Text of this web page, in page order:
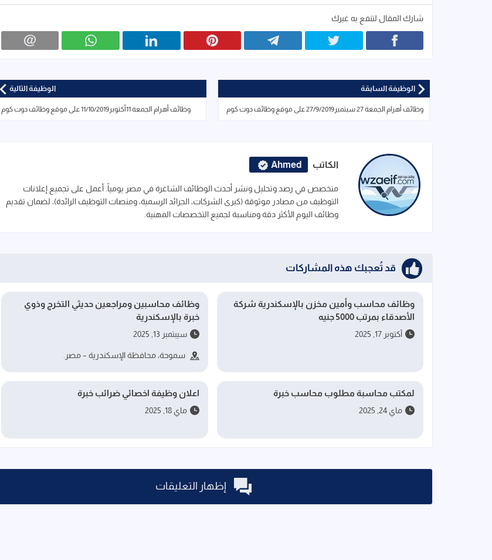
شارك المقال لتنفع به غيرك
الوظيفة التالية
وظائف أهرام الجمعة 11أكتوبر11/10/2019 على موقع وظائف دوت كوم
الوظيفة السابقة
وظائف أهرام الجمعة 27 سبتمبر27/9/2019 على موقع وظائف دوت كوم
الكاتب Ahmed
متخصص في رصد وتحليل ونشر أحدث الوظائف الشاغرة في مصر يومياً. أعمل على تجميع إعلانات
التوظيف من مصادر موثوقة (كبرى الشركات، الجرائد الرسمية، ومنصات التوظيف الرائدة)، لضمان تقديم
وظائف اليوم الأكثر دقة ومناسبة لجميع التخصصات المهنية.
قد تُعجبك هذه المشاركات
وظائف محاسب وأمين مخزن بالإسكندرية شركة
الأصدقاء بمرتب 5000 جنيه
أكتوبر 17, 2025
وظائف محاسبين ومراجعين حديثي التخرج وذوي
خبرة بالإسكندرية
سيبتمبر 13, 2025
سموحة، محافظة الإسكندرية – مصر.
لمكتب محاسبة مطلوب محاسب خبرة
ماي 24, 2025
اعلان وظيفة اخصائي ضرائب خبرة
ماي 18, 2025
إظهار التعليقات